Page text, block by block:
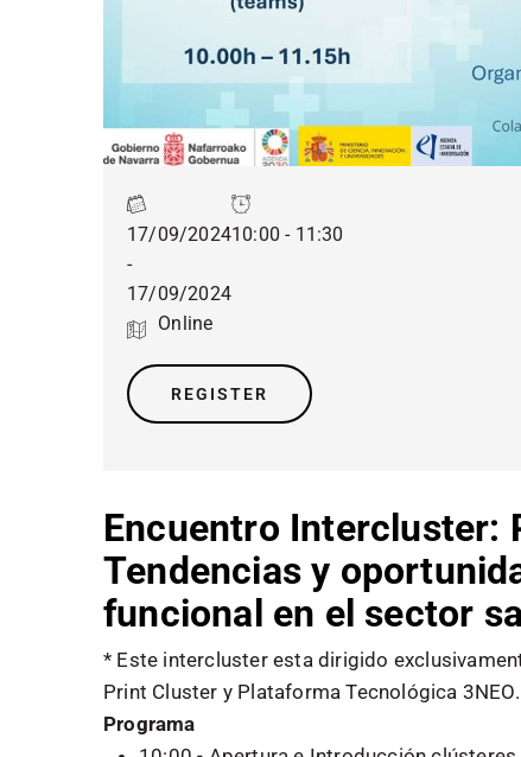
17/09/2024
-
17/09/2024
10:00 - 11:30
Online
REGISTER
Encuentro Intercluster:
Tendencias y
funcional en el sector
* Este intercluster esta dirigido
Print Cluster y Plataforma Tecnológica 3NEO.
Programa